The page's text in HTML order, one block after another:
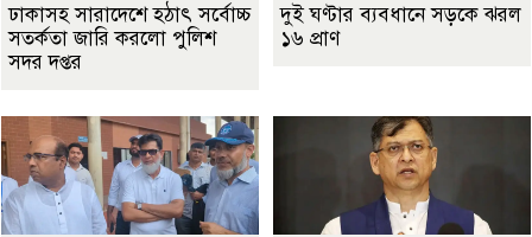
ঢাকাসহ সারাদেশে হঠাৎ সর্বোচ্চ
সতর্কতা জা‌রি করলো পুলিশ
সদর দপ্তর
দুই ঘণ্টার ব্যবধানে সড়কে ঝরল
১৬ প্রাণ